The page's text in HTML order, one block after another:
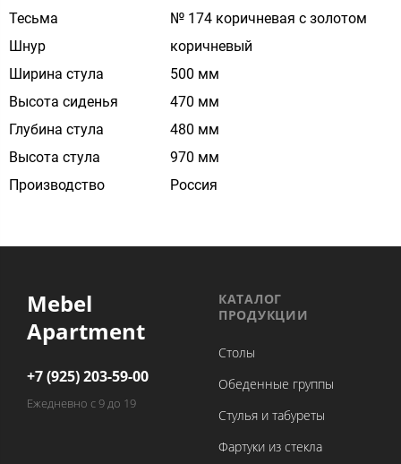
Тесьма
№ 174 коричневая с золотом
Шнур
коричневый
Ширина стула
500 мм
Высота сиденья
470 мм
Глубина стула
480 мм
Высота стула
970 мм
Производство
Россия
Mebel
Apartment
+7 (925) 203-59-00
Ежедневно с 9 до 19
КАТАЛОГ
ПРОДУКЦИИ
Столы
Обеденные группы
Стулья и табуреты
Фартуки из стекла